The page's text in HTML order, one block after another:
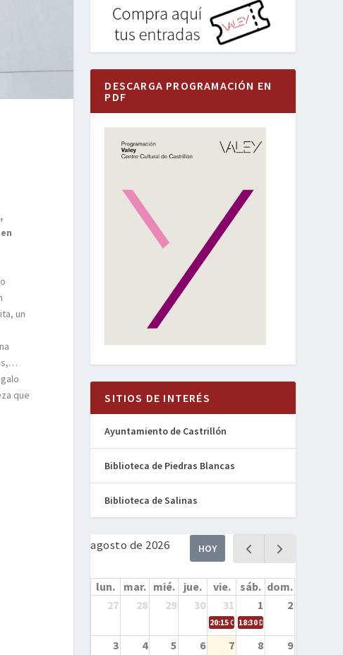
un
que
DESCARGA PROGRAMACIÓN EN
PDF
SITIOS DE INTERÉS
Ayuntamiento de Castrillón
Biblioteca de Piedras Blancas
Biblioteca de Salinas
agosto de 2026 HOY
lun. mar. mié. jue. vie. sáb. dom.
27
28 29 30 31 1 2
20:15Cine en la calle – Cómo
18:30Danza – Cita en el
3 4 5 6 7 8 9